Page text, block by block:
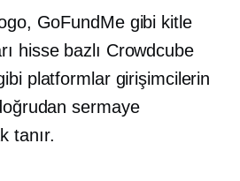
GoFundMe gibi kitle
hisse bazlı Crowdcube
platformlar girişimcilerin
sermaye
tanır.